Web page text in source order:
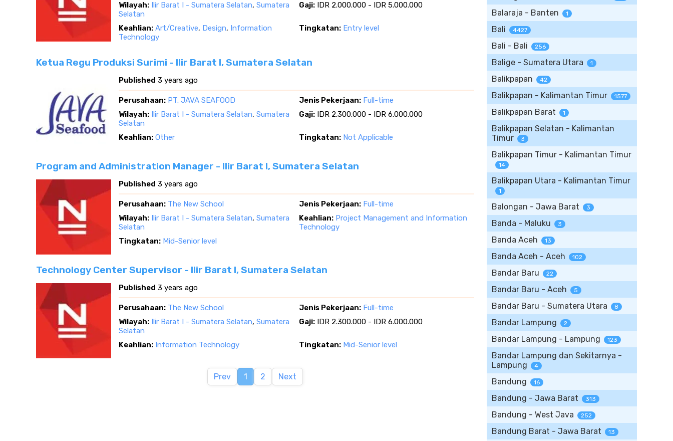
Wilayah: Ilir Barat I - Sumatera Selatan, Sumatera
Selatan
Gaji: IDR 2.000.000 - IDR 5.000.000
Keahlian: Art/Creative, Design, Information
Technology
Tingkatan: Entry level
Ketua Regu Produksi Surimi - Ilir Barat I, Sumatera Selatan
Published 3 years ago
Perusahaan: PT. JAVA SEAFOOD Jenis Pekerjaan: Full-time
Wilayah: Ilir Barat I - Sumatera Selatan, Sumatera
Selatan
Gaji: IDR 2.300.000 - IDR 6.000.000
Keahlian: Other Tingkatan: Not Applicable
Program and Administration Manager - Ilir Barat I, Sumatera Selatan
Published 3 years ago
Perusahaan: The New School Jenis Pekerjaan: Full-time
Wilayah: Ilir Barat I - Sumatera Selatan, Sumatera
Selatan
Keahlian: Project Management and Information
Technology
Tingkatan: Mid-Senior level
Technology Center Supervisor - Ilir Barat I, Sumatera Selatan
Published 3 years ago
Perusahaan: The New School Jenis Pekerjaan: Full-time
Wilayah: Ilir Barat I - Sumatera Selatan, Sumatera
Selatan
Gaji: IDR 2.300.000 - IDR 6.000.000
Keahlian: Information Technology Tingkatan: Mid-Senior level
Prev 1 2 Next
Balaraja - Banten 1
Bali 4427
Bali - Bali 256
Balige - Sumatera Utara 1
Balikpapan 42
Balikpapan - Kalimantan Timur 1577
Balikpapan Barat 1
Balikpapan Selatan - Kalimantan
Timur
3
Balikpapan Timur - Kalimantan Timur
14
Balikpapan Utara - Kalimantan Timur
1
Balongan - Jawa Barat 3
Banda - Maluku 3
Banda Aceh 13
Banda Aceh - Aceh 102
Bandar Baru 22
Bandar Baru - Aceh 5
Bandar Baru - Sumatera Utara 8
Bandar Lampung 2
Bandar Lampung - Lampung 123
Bandar Lampung dan Sekitarnya -
Lampung
4
Bandung 16
Bandung - Jawa Barat 313
Bandung - West Java 252
Bandung Barat - Jawa Barat 13